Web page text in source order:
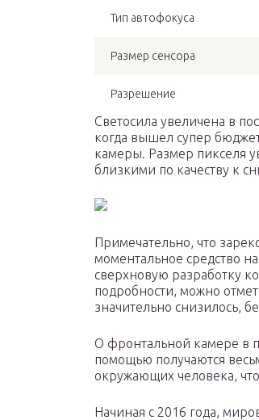
Тип автофокуса
Размер сенсора
Разрешение
Светосила увеличена в
когда вышел супер
камеры. Размер пикселя
близкими по качеству к
Примечательно, что
моментальное средство
сверхновую разработку
подробности, можно
значительно снизилось,
О фронтальной камере в
помощью получаются
окружающих человека,
Начиная с 2016 года,